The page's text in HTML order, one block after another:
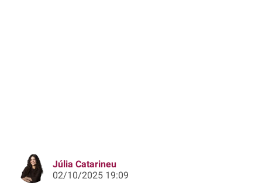
Júlia Catarineu
02/10/2025 19:09